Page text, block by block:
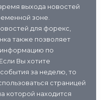
выхода новостей
зоне.
для форекс,
также позволяет
по
Вы хотите
за неделю, то
страницей
которой находится